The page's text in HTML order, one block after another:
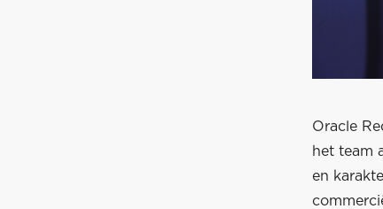
Oracle
het team
en